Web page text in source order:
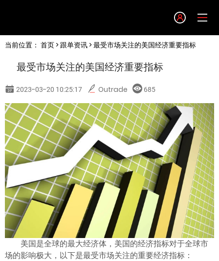
English
繁體中文
한글
日本語
Tiếng việt
当前位置： 首页> 跟单资讯> 最受市场关注的美国经济重要指标
最受市场关注的美国经济重要指标
2023-03-20 10:25:17 Outrade 685
美国是全球的最大经济体，美国的经济指标对于全球市
场的影响极大，以下是最受市场关注的重要经济指标：